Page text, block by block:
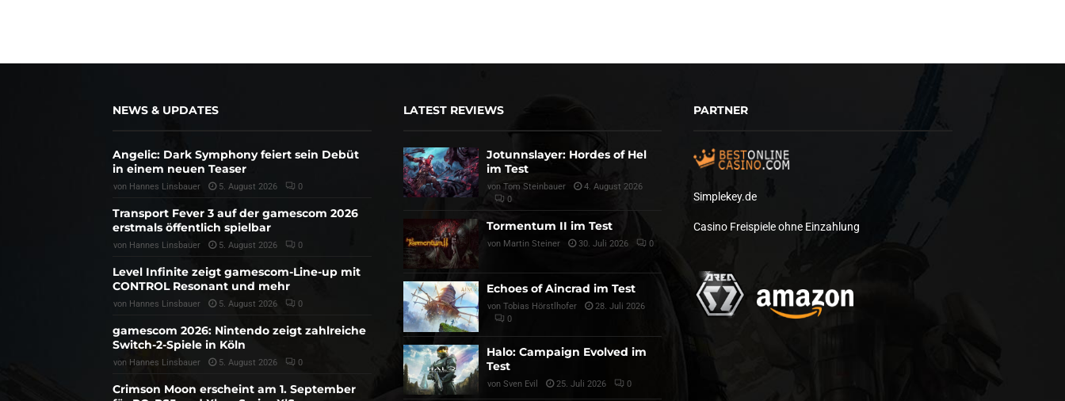
NEWS & UPDATES
Angelic: Dark Symphony feiert sein Debüt
in einem neuen Teaser
von Hannes Linsbauer 5. August 2026 0
Transport Fever 3 auf der gamescom 2026
erstmals öffentlich spielbar
von Hannes Linsbauer 5. August 2026 0
Level Infinite zeigt gamescom-Line-up mit
CONTROL Resonant und mehr
von Hannes Linsbauer 5. August 2026 0
gamescom 2026: Nintendo zeigt zahlreiche
Switch-2-Spiele in Köln
von Hannes Linsbauer 5. August 2026 0
Crimson Moon erscheint am 1. September
LATEST REVIEWS
Jotunnslayer: Hordes of Hel
im Test
von Tom Steinbauer
4. August 2026
0
Tormentum II im Test
von Martin Steiner 30. Juli 2026 0
Echoes of Aincrad im Test
von Tobias Hörstlhofer
28. Juli 2026
0
Halo: Campaign Evolved im
Test
von Sven Evil 25. Juli 2026 0
PARTNER
Simplekey.de
Casino Freispiele ohne Einzahlung